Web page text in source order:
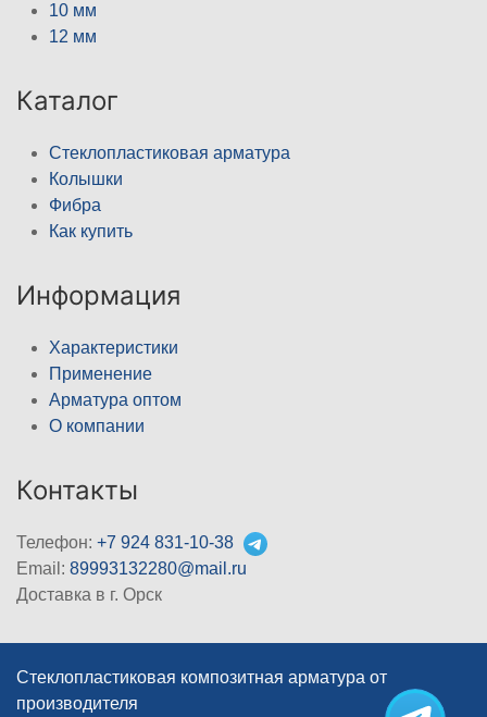
10 мм
12 мм
Каталог
Стеклопластиковая арматура
Колышки
Фибра
Как купить
Информация
Характеристики
Применение
Арматура оптом
О компании
Контакты
Телефон: +7 924 831-10-38
Email: 89993132280@mail.ru
Доставка в г. Орск
Стеклопластиковая композитная арматура от
производителя